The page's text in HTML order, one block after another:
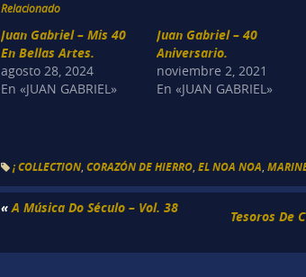
Relacionado
Juan Gabriel – Mis 40
En Bellas Artes.
agosto 28, 2024
En «JUAN GABRIEL»
Juan Gabriel – 40
Aniversario.
noviembre 2, 2021
En «JUAN GABRIEL»
¡ COLLECTION ,CORAZÓN DE HIERRO ,EL NOA NOA ,
«A Música Do Século – Vol. 38
Tesoros De